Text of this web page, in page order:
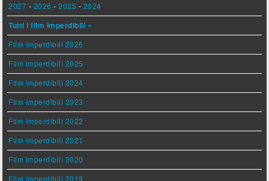
2027 - 2026 -2025 - 2024
Tutti i film imperdibili »
Film imperdibili 2026
Film imperdibili 2025
Film imperdibili 2024
Film imperdibili 2023
Film imperdibili 2022
Film imperdibili 2021
Film imperdibili 2020
Film imperdibili 2019